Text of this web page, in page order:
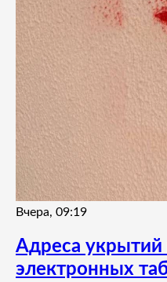
Вчера, 09:19
Адреса укрытий
электронных